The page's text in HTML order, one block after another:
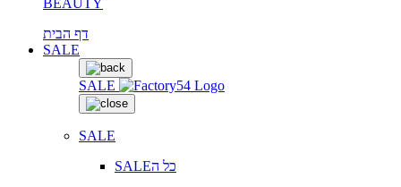
דף הבית
SALE
SALE
SALE
SALEכל ה